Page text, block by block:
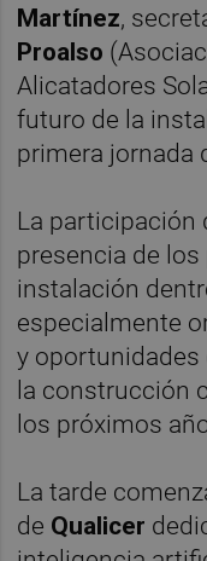
Martínez,
Proalso
Alicatadores
futuro de la
primera jornada
La participación
presencia de
instalación
especialmente
y oportunidades
la construcción
los próximos
La tarde
de Qualicer